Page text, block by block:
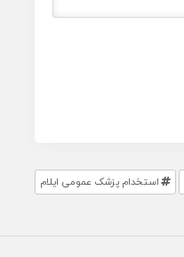
استخدام پزشک عمومی ایلام